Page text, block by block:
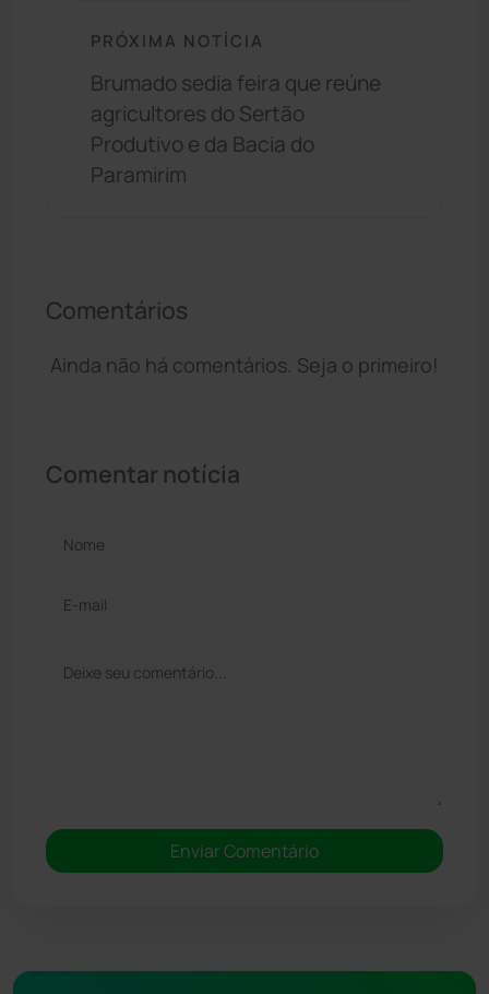
PRÓXIMA NOTÍCIA
Brumado sedia feira que reúne
agricultores do Sertão
Produtivo e da Bacia do
Paramirim
Comentários
Ainda não há comentários. Seja o primeiro!
Comentar notícia